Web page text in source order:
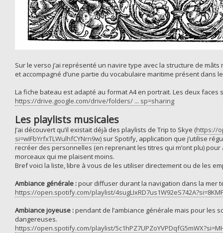
Sur le verso j’ai représenté un navire type avec la structure de
et accompagné d’une partie du vocabulaire maritime présent dans
La fiche bateau est adapté au format A4 en portrait. Les deux
https://drive.google.com/drive/folders/ ... sp=sharing
Les playlists musicales
J’ai découvert qu’il existait déjà des playlists de Trip to Skye (https://
si=wIFbYrfxTLWulhfCYNrn9w) sur Spotify, application que j’utilise
recréer des personnelles (en reprenant les titres qui m’ont plu)
morceaux qui me plaisent moins.
Bref voici la liste, libre à vous de les utiliser directement ou de les
Ambiance générale :pour diffuser durant la navigation dans la mer
https://open.spotify.com/playlist/
Ambiance joyeuse :pendant de l’ambiance générale mais pour les
dangereuses.
https://open.spotify.com/playlist/